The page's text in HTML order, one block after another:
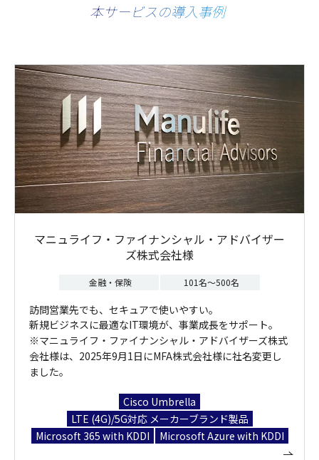
本サービスの導入事例
マニュライフ・ファイナンシャル・アドバイザー
ズ株式会社様
金融・保険 101名～500名
訪問営業先でも、セキュアで使いやすい。
新規ビジネスに最適なIT環境が、事業成長をサポート。
※マニュライフ・ファイナンシャル・アドバイザーズ株式
会社様は、2025年9月1日にMFA株式会社様に社名変更し
ました。
Cisco Umbrella
LTE (4G)/5G対応 メーカーブランド製品
Microsoft 365 with KDDI
Microsoft Azure with KDDI